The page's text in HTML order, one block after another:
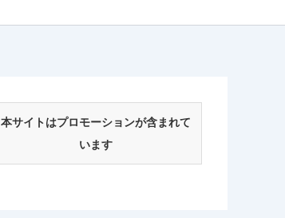
本サイトはプロモーションが含まれて
います